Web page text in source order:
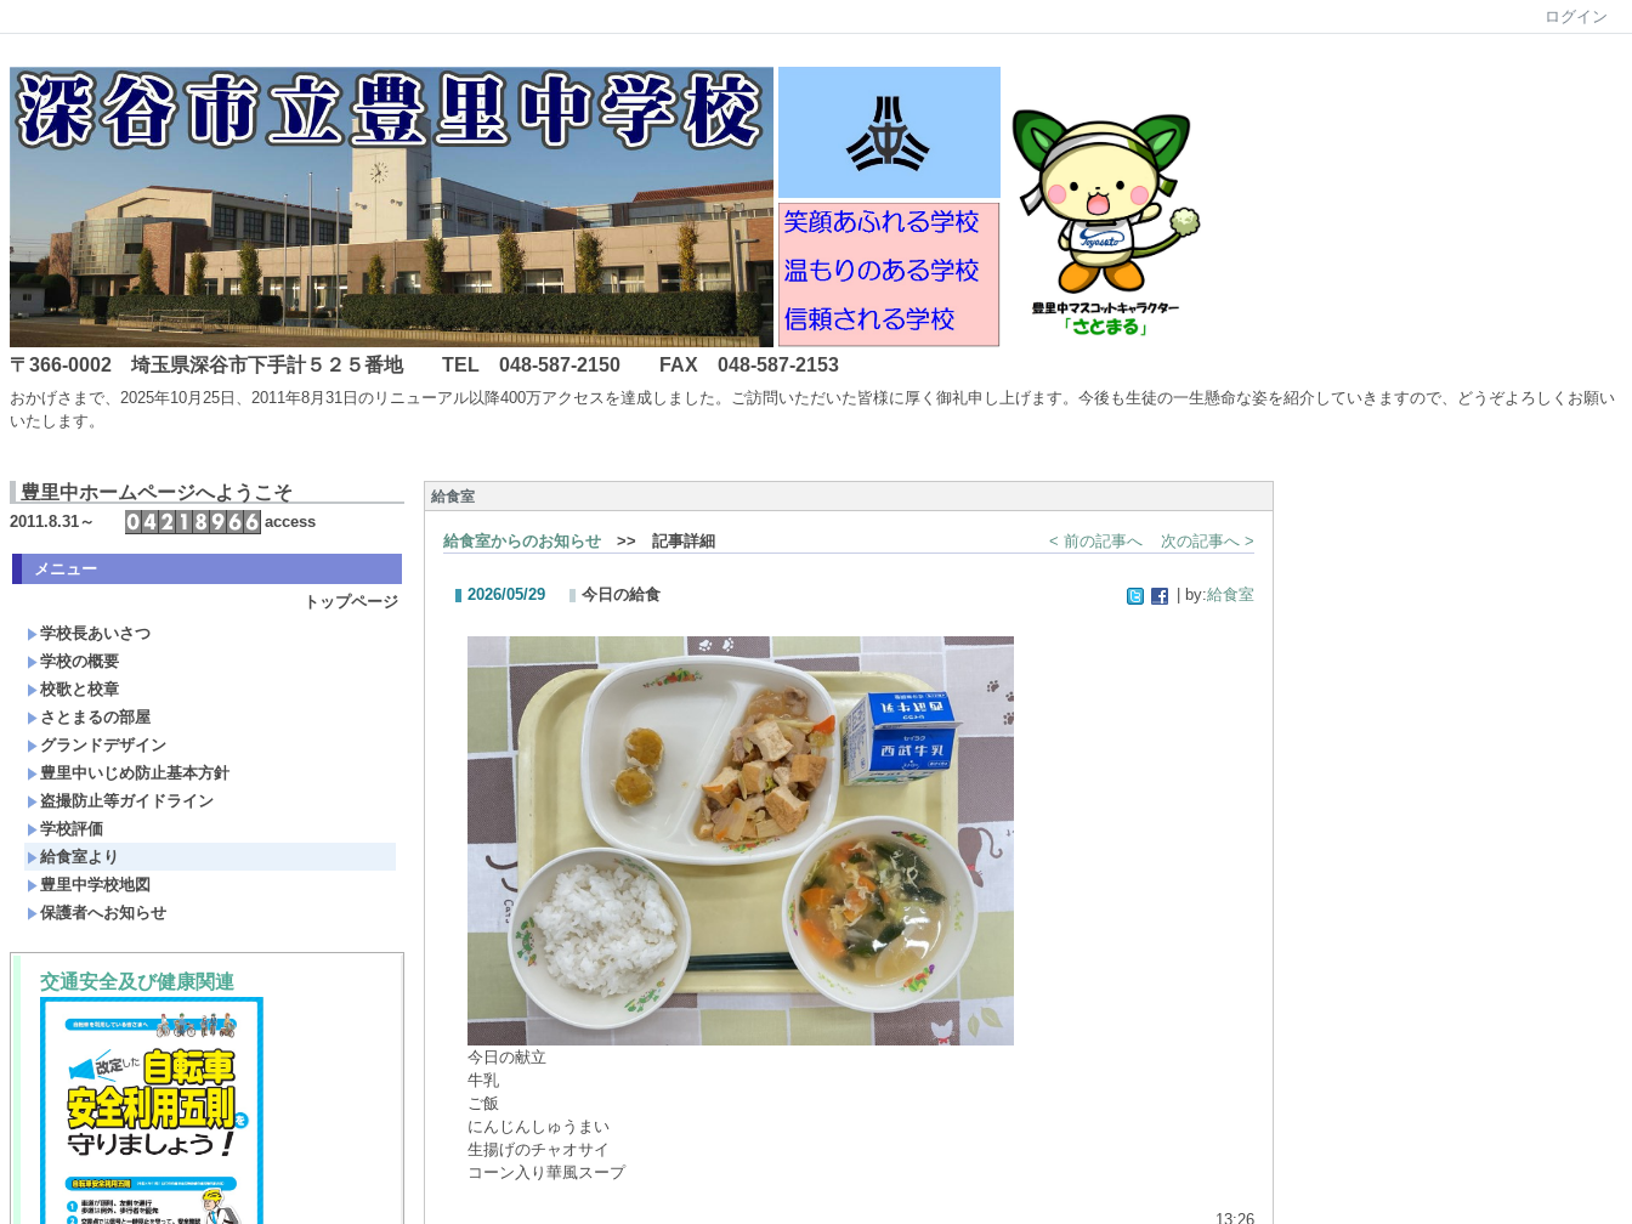
ログイン
〒366-0002 埼玉県深谷市下手計５２５番地 TEL 048-587-2150 FAX 048-587-2153
おかげさまで、2025年10月25日、2011年8月31日のリニューアル以降400万アクセスを達成しました。ご訪問いただいた皆様に厚く御礼申し上げます。今後も生徒の一生懸命な姿を紹介していきますので、どうぞよろしくお願い
いたします。
豊里中ホームページへようこそ
2011.8.31～ access
メニュー
トップページ
学校長あいさつ
学校の概要
校歌と校章
さとまるの部屋
グランドデザイン
豊里中いじめ防止基本方針
盗撮防止等ガイドライン
学校評価
給食室より
豊里中学校地図
保護者へお知らせ
交通安全及び健康関連
給食室
給食室からのお知らせ >> 記事詳細 < 前の記事へ 次の記事へ >
2026/05/29 今日の給食 | by:給食室
今日の献立
牛乳
ご飯
にんじんしゅうまい
生揚げのチャオサイ
コーン入り華風スープ
13:26